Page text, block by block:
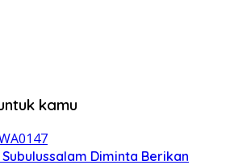
kamu
Diminta Berikan